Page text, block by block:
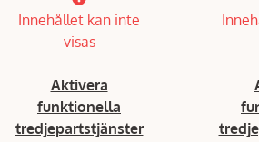
Innehållet kan inte
visas
Aktivera
funktionella
tredjepartstjänster